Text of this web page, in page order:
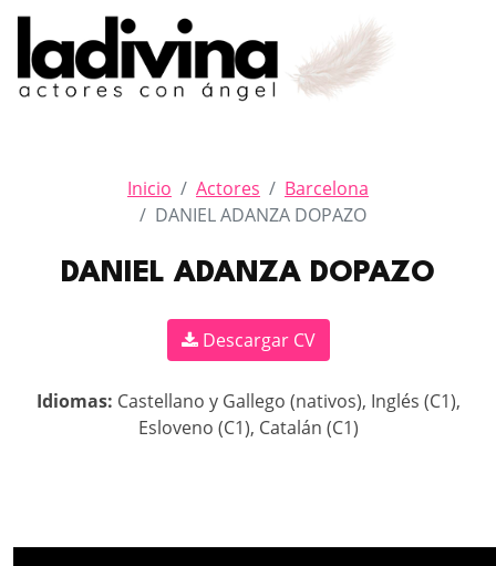
Inicio Actores
Barcelona
DANIEL ADANZA DOPAZO
DANIEL ADANZA DOPAZO
Descargar CV
Idiomas: Castellano y Gallego (nativos), Inglés (C1),
Esloveno (C1), Catalán (C1)